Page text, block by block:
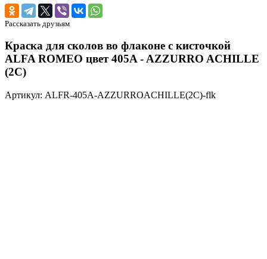
Рассказать друзьям
Краска для сколов во флаконе с кисточкой
ALFA ROMEO цвет 405A - AZZURRO ACHILLE
(2C)
Артикул: ALFR-405A-AZZURROACHILLE(2C)-flk